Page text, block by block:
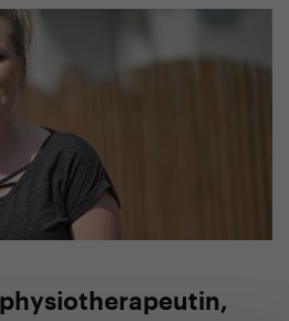
physiotherapeutin,